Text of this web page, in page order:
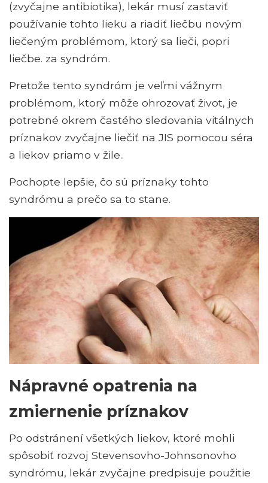
(zvyčajne antibiotika), lekár musí zastaviť
používanie tohto lieku a riadiť liečbu novým
liečeným problémom, ktorý sa lieči, popri
liečbe. za syndróm.
Pretože tento syndróm je veľmi vážnym
problémom, ktorý môže ohrozovať život, je
potrebné okrem častého sledovania vitálnych
príznakov zvyčajne liečiť na JIS pomocou séra
a liekov priamo v žile..
Pochopte lepšie, čo sú príznaky tohto
syndrómu a prečo sa to stane.
Nápravné opatrenia na
zmiernenie príznakov
Po odstránení všetkých liekov, ktoré mohli
spôsobiť rozvoj Stevensovho-Johnsonovho
syndrómu, lekár zvyčajne predpisuje použitie